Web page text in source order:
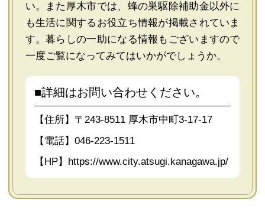
い。また厚木市では、蜂の巣駆除補助金以外に
も生活に関するお役立ち情報が掲載されていま
す。暮らしの一助になる情報もございますので
一度ご覧になってみてはいかがでしょうか。
■詳細はお問い合わせください。
【住所】〒243-8511 厚木市中町3-17-17
【電話】046-223-1511
【HP】 https://www.city.atsugi.kanagawa.jp/